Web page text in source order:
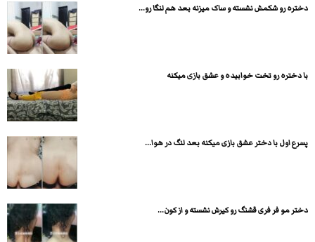
دختره رو شکمش نشسته و ساک میزنه بعد هم لنگا رو...
با دختره رو تخت خوابیده و عشق بازی میکنه
پسرع اول با دختر عشق بازی میکنه بعد لنگ در هوا...
دختر مو فر فری قشنگ رو کیرش نشسته و از کون...